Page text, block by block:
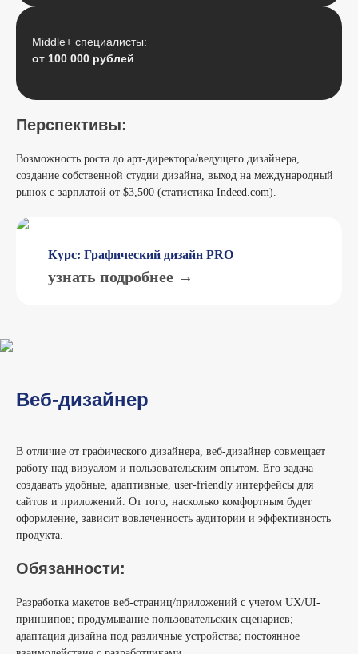
Middle+ специалисты:
от 100 000 рублей
Перспективы:
Возможность роста до арт-директора/ведущего дизайнера,
создание собственной студии дизайна, выход на международный
рынок с зарплатой от $3,500 (статистика Indeed.com).
Курс: Графический дизайн PRO
узнать подробнее →
Веб-дизайнер
В отличие от графического дизайнера, веб-дизайнер совмещает
работу над визуалом и пользовательским опытом. Его задача —
создавать удобные, адаптивные, user-friendly интерфейсы для
сайтов и приложений. От того, насколько комфортным будет
оформление, зависит вовлеченность аудитории и эффективность
продукта.
Обязанности:
Разработка макетов веб-страниц/приложений с учетом UX/UI-
принципов; продумывание пользовательских сценариев;
адаптация дизайна под различные устройства; постоянное